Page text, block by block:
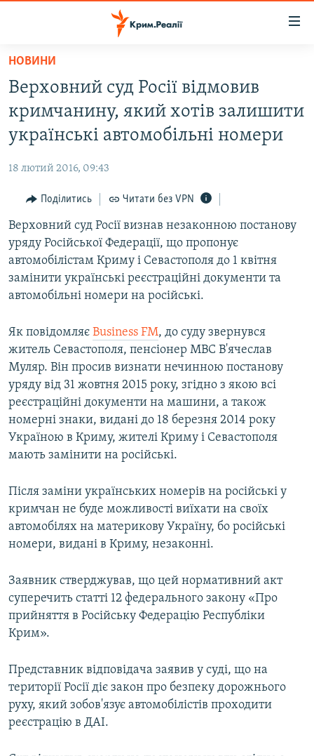
Перейти
основного
матеріалу
Перейти
до
основної
Перейти
пошуку
ВОДА.КРИМ
ВІДЕО ТА ФОТО
БЛОГИ
ПОГЛЯД
ІНТЕРВ'Ю
ВСЕ ЗА ДЕНЬ
СПЕЦПРОЕКТИ
ДЕПОРТАЦІЯ
ВІДЕОУРОКИ «ELIFBE»
СВІДЧЕННЯ ОКУПАЦІЇ
УКРАЇНСЬКА ПРОБЛЕМА КРИМУ
ІНФОГРАФІКА
ЯК ОБІЙТИ БЛОКУВАННЯ
Русский
Qırımtatar
ДОЛУЧАЙСЯ!
НОВИНИ
Верховний суд Росії відмовив
кримчанину, який хотів залишити
українські автомобільні номери
18 лютий 2016, 09:43
Поділитись Читати без VPN
Верховний суд Росії визнав незаконною постанову
уряду Російської Федерації, що пропонує
автомобілістам Криму і Севастополя до 1 квітня
замінити українські реєстраційні документи та
автомобільні номери на російські.
Як повідомляє Business FM, до суду звернувся
житель Севастополя, пенсіонер МВС В'ячеслав
Муляр. Він просив визнати нечинною постанову
уряду від 31 жовтня 2015 року, згідно з якою всі
реєстраційні документи на машини, а також
номерні знаки, видані до 18 березня 2014 року
Україною в Криму, жителі Криму і Севастополя
мають замінити на російські.
Після заміни українських номерів на російські у
кримчан не буде можливості виїхати на своїх
автомобілях на материкову Україну, бо російські
номери, видані в Криму, незаконні.
Заявник стверджував, що цей нормативний акт
суперечить статті 12 федерального закону «Про
прийняття в Російську Федерацію Республіки
Крим».
Представник відповідача заявив у суді, що на
території Росії діє закон про безпеку дорожнього
руху, який зобов'язує автомобілістів проходити
реєстрацію в ДАІ.